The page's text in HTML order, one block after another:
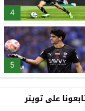
4
5
على تويتر